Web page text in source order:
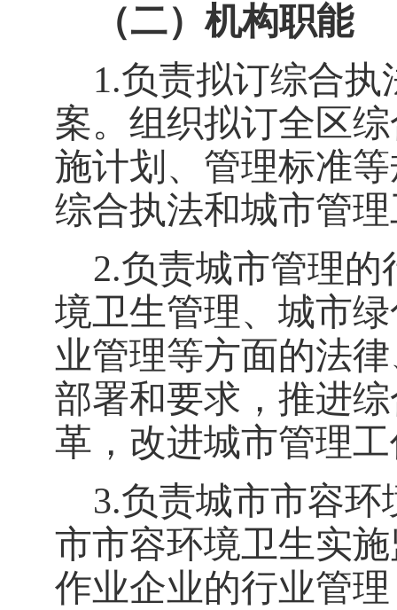
（二）机构职能
1.负责拟订综合执
案。组织拟订全区
施计划、管理标准
综合执法和城市管
2.负责城市管理的
境卫生管理、城市
业管理等方面的法
部署和要求，推进
革，改进城市管理
3.负责城市市容环
市市容环境卫生实
作业企业的行业管